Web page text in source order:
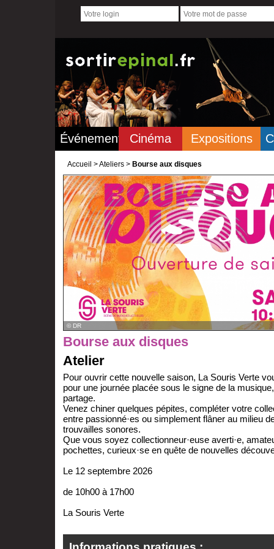
Événements Cinéma Expositions
Accueil >Ateliers > Bourse aux disques
© DR
Bourse aux disques
Atelier
Pour ouvrir cette nouvelle saison, La Souris Verte
pour une journée placée sous le signe de la
partage.
Venez chiner quelques pépites, compléter votre
entre passionné·es ou simplement flâner au milieu
trouvailles sonores.
Que vous soyez collectionneur·euse averti·e,
pochettes, curieux·se en quête de nouvelles
Le 12 septembre 2026
de 10h00 à 17h00
La Souris Verte